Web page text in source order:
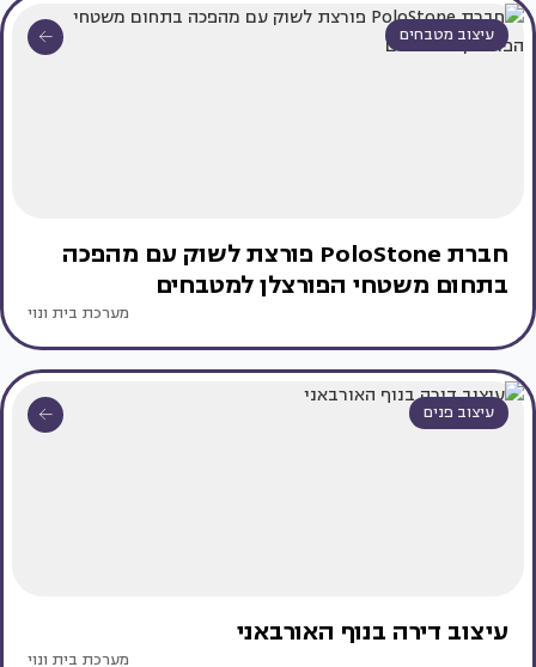
עיצוב מטבחים
חברת PoloStone פורצת לשוק עם מהפכה
בתחום משטחי הפורצלן למטבחים
מערכת בית ונוי
עיצוב פנים
עיצוב דירה בנוף האורבאני
מערכת בית ונוי